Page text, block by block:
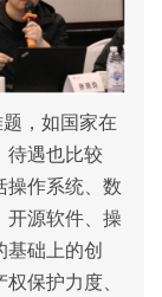
，如国家在
待遇也比较
操作系统、数
开源软件、操
础上的创
保护力度、